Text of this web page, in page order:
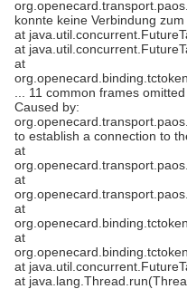
konnte keine Verbindung
at
at
at
... 11 common frames omitted
Caused by:
to establish a connection to
at
at
at
at
at
at